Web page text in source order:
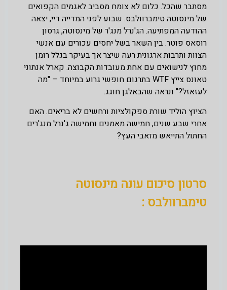
מסתבר שהכל. כלום לא צומח מסביב לאגמים הקפואים
של מינסוטה טימברוולבס. שבוע לפני המדייה דיי, יצאה
ההודעה המפתיעה. הג'נרל מנג'ר של מינסוטה, גרסון
רוסאס פוטר. בין השאר בשל יחסים עכורים עם אנשי
הצוות ותרבות ארגונית רעה שיצר אך בעיקר בגלל רומן
מחוץ לנישואים עם אחת מעובדות הקבוצה. קארל אנתוני
טאונס צייץ WTF בתרגום חופשי גרוע במיוחד – "מה
לעזאזל?" ונראה שהבאלגן חוגג.
הציוץ הוליד שורת ספקולציות ורחשים לא בריאים. האם
אחרי שבע שנים, חמישה מאמנים וחמישה ג'נרל מנג'רים
החתול התייאש מזאבי העץ?
סרטון סיכום עונה מינסוטה
טימברוולבס :